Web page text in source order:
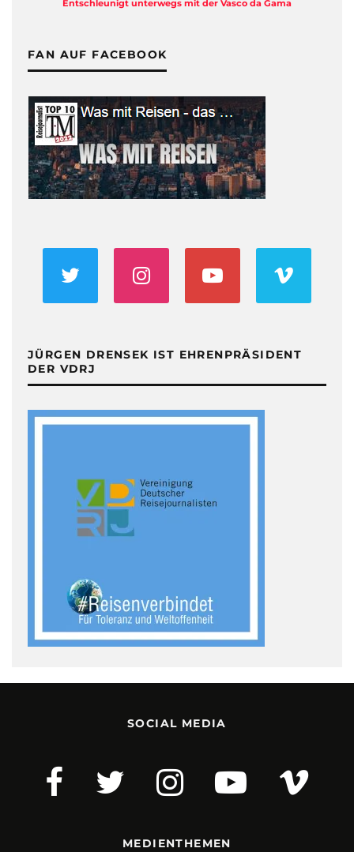
Entschleunigt unterwegs mit der Vasco da Gama
FAN AUF FACEBOOK
JÜRGEN DRENSEK IST EHRENPRÄSIDENT
DER VDRJ
SOCIAL MEDIA
MEDIENTHEMEN